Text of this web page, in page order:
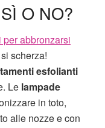
O NO?
abbronzarsi
scherza!
esfolianti
Le lampade
in toto,
alle nozze e con